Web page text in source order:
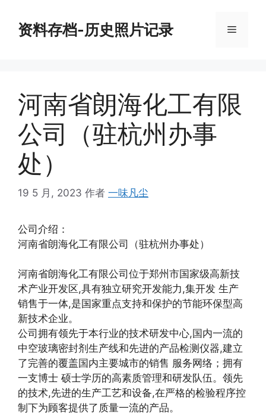
资料存档-历史照片记录 菜
河南省朗海化工有限
公司（驻杭州办事
处）
19 5 月, 2023 作者 一味凡尘
公司介绍：
河南省朗海化工有限公司（驻杭州办事处）
河南省朗海化工有限公司位于郑州市国家级高新技
术产业开发区,具有独立研究开发能力,集开发 生产
销售于一体,是国家重点支持和保护的节能环保型高
新技术企业。
公司拥有领先于本行业的技术研发中心,国内一流的
中空玻璃密封剂生产线和先进的产品检测仪器,建立
了完善的覆盖国内主要城市的销售 服务网络；拥有
一支博士 硕士学历的高素质管理和研发队伍。领先
的技术,先进的生产工艺和设备,在严格的检验程序控
制下为顾客提供了质量一流的产品。